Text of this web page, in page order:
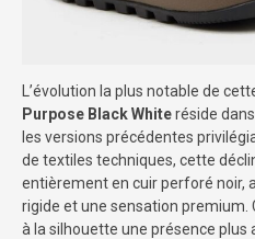
L’évolution la plus notable de
Purpose Black Whiteréside
les versions précédentes
de textiles techniques, cette
entièrement en cuir perforé noir,
rigide et une sensation
à la silhouette une présence